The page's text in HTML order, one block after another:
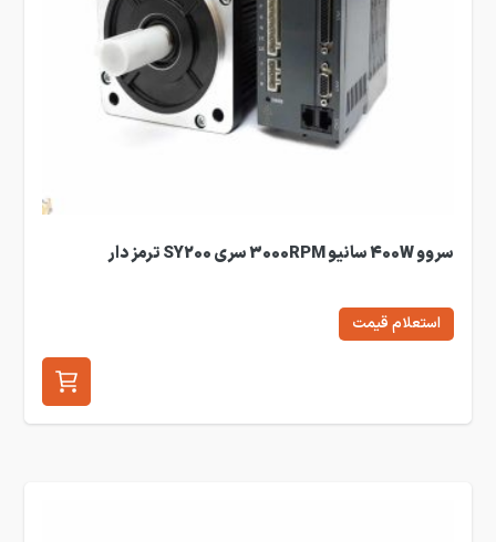
سروو 400W سانیو 3000RPM سری SY200 ترمز دار
استعلام قیمت